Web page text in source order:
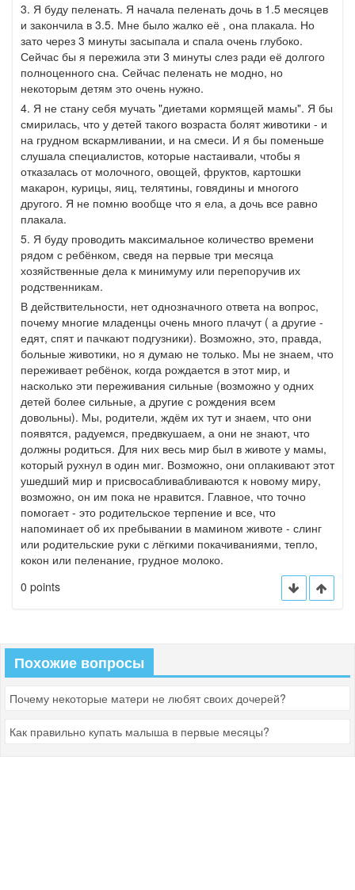
3. Я буду пеленать. Я начала пеленать дочь в 1.5 месяцев
и закончила в 3.5. Мне было жалко её , она плакала. Но
зато через 3 минуты засыпала и спала очень глубоко.
Сейчас бы я пережила эти 3 минуты слез ради её долгого
полноценного сна. Сейчас пеленать не модно, но
некоторым детям это очень нужно.
4. Я не стану себя мучать "диетами кормящей мамы". Я бы
смирилась, что у детей такого возраста болят животики - и
на грудном вскармливании, и на смеси. И я бы поменьше
слушала специалистов, которые настаивали, чтобы я
отказалась от молочного, овощей, фруктов, картошки
макарон, курицы, яиц, телятины, говядины и многого
другого. Я не помню вообще что я ела, а дочь все равно
плакала.
5. Я буду проводить максимальное количество времени
рядом с ребёнком, сведя на первые три месяца
хозяйственные дела к минимуму или перепоручив их
родственникам.
В действительности, нет однозначного ответа на вопрос,
почему многие младенцы очень много плачут ( а другие -
едят, спят и пачкают подгузники). Возможно, это, правда,
больные животики, но я думаю не только. Мы не знаем, что
переживает ребёнок, когда рождается в этот мир, и
насколько эти переживания сильные (возможно у одних
детей более сильные, а другие с рождения всем
довольны). Мы, родители, ждём их тут и знаем, что они
появятся, радуемся, предвкушаем, а они не знают, что
должны родиться. Для них весь мир был в животе у мамы,
который рухнул в один миг. Возможно, они оплакивают этот
ушедший мир и присвосабливабливаются к новому миру,
возможно, он им пока не нравится. Главное, что точно
помогает - это родительское терпение и все, что
напоминает об их пребывании в мамином животе - слинг
или родительские руки с лёгкими покачиваниями, тепло,
кокон или пеленание, грудное молоко.
0 points
Похожие вопросы
Почему некоторые матери не любят своих дочерей?
Как правильно купать малыша в первые месяцы?